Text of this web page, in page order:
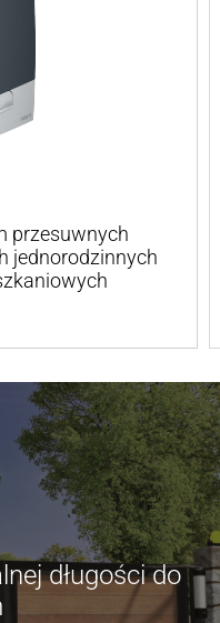
przesuwnych
jednorodzinnych
długości do